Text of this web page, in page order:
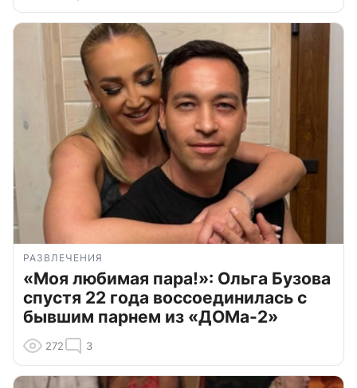
РАЗВЛЕЧЕНИЯ
«Моя любимая пара!»: Ольга Бузова
спустя 22 года воссоединилась с
бывшим парнем из «ДОМа-2»
272 3